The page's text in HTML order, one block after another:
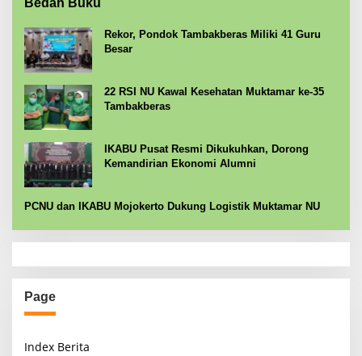
Bedah Buku
Rekor, Pondok Tambakberas Miliki 41 Guru
Besar
22 RSI NU Kawal Kesehatan Muktamar ke-35
Tambakberas
IKABU Pusat Resmi Dikukuhkan, Dorong
Kemandirian Ekonomi Alumni
PCNU dan IKABU Mojokerto Dukung Logistik Muktamar NU
Page
Index Berita